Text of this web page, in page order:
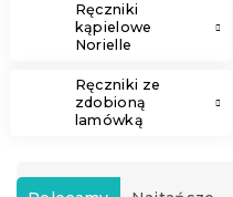
Ręczniki
kąpielowe
Norielle
Ręczniki ze
zdobioną
lamówką
S